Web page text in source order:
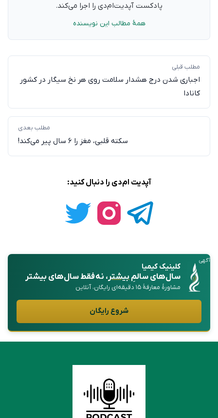
پادکست آپدیت‌ام‌دی را اجرا می‌کند.
همهٔ مطالب این نویسنده
مطلب قبلی
اجباری شدن درج هشدار سلامت روی هر نخ سیگار در کشور
کانادا
مطلب بعدی
سکته قلبی، مغز را ۶ سال پیر می‌کند!
آپدیت ام‌دی را دنبال کنید:
آگهی
کلینیک کیمیا
سال‌های سالمِبیشتر، نه فقط سال‌های بیشتر
مشاورهٔ معارفهٔ ۱۵ دقیقه‌ای رایگان، آنلاین
شروع رایگان